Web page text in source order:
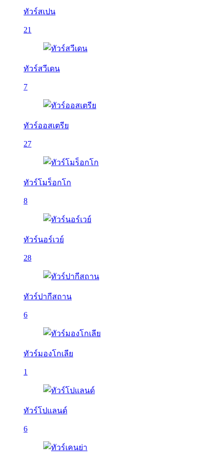
ทัวร์สเปน
21
ทัวร์สวีเดน
7
ทัวร์ออสเตรีย
27
ทัวร์โมร็อกโก
8
ทัวร์นอร์เวย์
28
ทัวร์ปากีสถาน
6
ทัวร์มองโกเลีย
1
ทัวร์โปแลนด์
6